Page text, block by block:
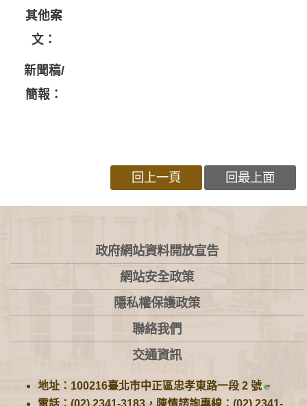
其他案
文：
新聞稿/
簡報：
回上一頁 回最上面
:::
政府網站資料開放宣告
網站安全政策
隱私權保護政策
聯絡我們
交通資訊
地址：100216臺北市中正區忠孝東路一段 2 號